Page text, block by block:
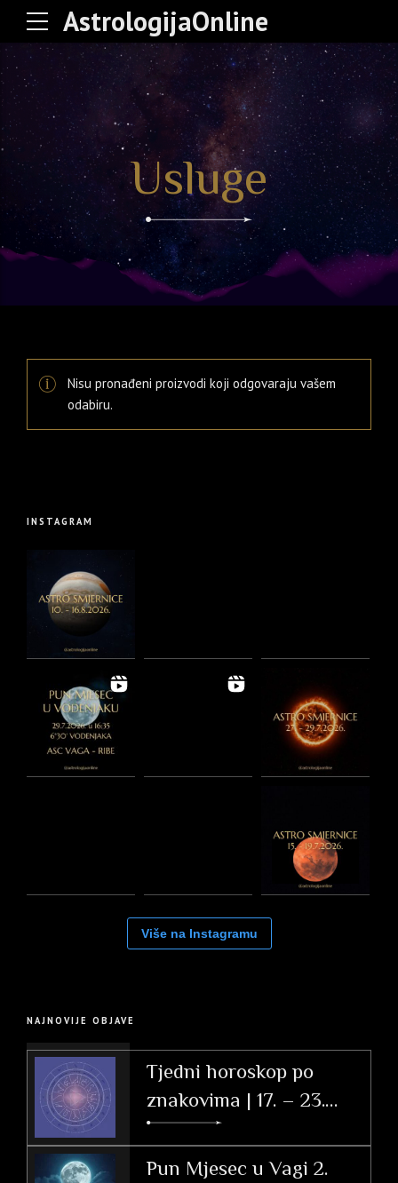
AstrologijaOnline
Usluge
Nisu pronađeni proizvodi koji odgovaraju vašem
odabiru.
INSTAGRAM
Više na Instagramu
NAJNOVIJE OBJAVE
Tjedni horoskop po
znakovima | 17. – 23.
svibnja 2026.
Pun Mjesec u Vagi 2.